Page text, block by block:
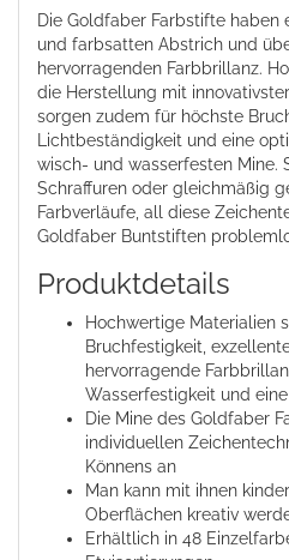
Die Goldfaber Farbstifte haben
und farbsatten Abstrich und
hervorragenden Farbbrillanz.
die Herstellung mit
sorgen zudem für höchste
Lichtbeständigkeit und eine
wisch- und wasserfesten Mine.
Schraffuren oder gleichmäßig
Farbverläufe, all diese
Goldfaber Buntstiften
Produktdetails
Hochwertige Materialien
Bruchfestigkeit,
hervorragende
Wasserfestigkeit und
Die Mine des Goldfaber
individuellen
Könnens an
Man kann mit ihnen
Oberflächen kreativ
Erhältlich in 48